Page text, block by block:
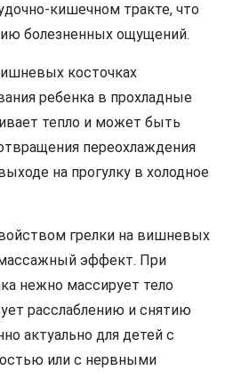
кишечном тракте, что
болезненных ощущений.
косточках
ребенка в прохладные
тепло и может быть
переохлаждения
на прогулку в холодное
грелки на вишневых
массажный эффект. При
нежно массирует тело
расслаблению и снятию
актуально для детей с
или с нервными